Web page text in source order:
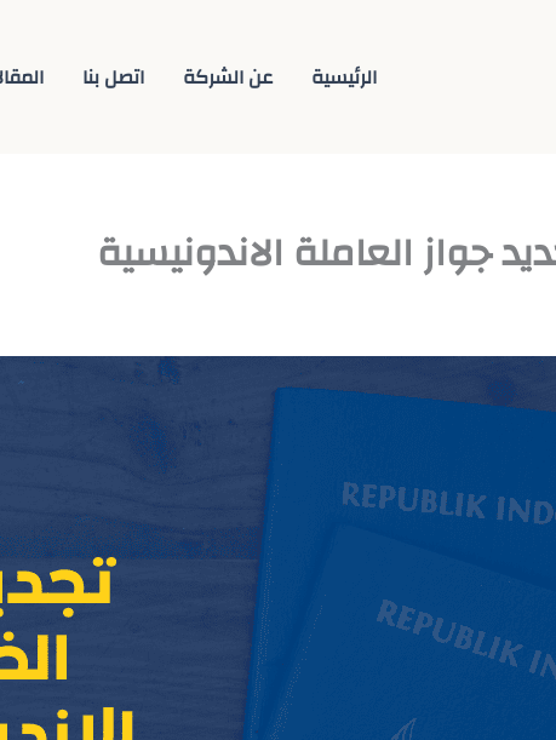
الرئيسية عن الشركة اتصل بنا
العاملة الاندونيسية